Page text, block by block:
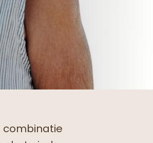
combinatie